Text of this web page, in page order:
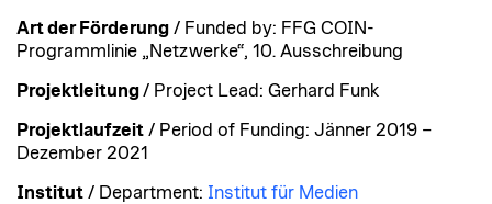
Art der Förderung / Funded by: FFG COIN-
Programmlinie „Netzwerke“, 10. Ausschreibung
Projektleitung/ Project Lead: Gerhard Funk
Projektlaufzeit / Period of Funding: Jänner 2019 –
Dezember 2021
Institut / Department: Institut für Medien